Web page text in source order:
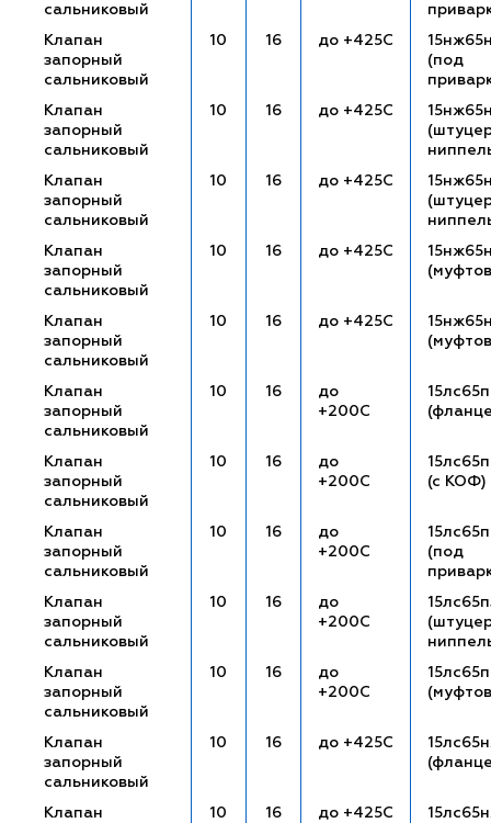
сальниковый
Клапан
запорный
сальниковый
10 16 до +425С
(под
Клапан
запорный
сальниковый
10 16 до +425С
Клапан
запорный
сальниковый
10 16 до +425С
Клапан
запорный
сальниковый
10 16 до +425С
Клапан
запорный
сальниковый
10 16 до +425С
Клапан
запорный
сальниковый
10 16
до
+200С
15лс65п
Клапан
запорный
сальниковый
10 16
до
+200С
(с КОФ)
Клапан
запорный
сальниковый
10 16
до
+200С
(под
Клапан
запорный
сальниковый
10 16
до
+200С
Клапан
запорный
сальниковый
10 16
до
+200С
Клапан
запорный
сальниковый
10 16 до +425С
Клапан
10 16 до +425С